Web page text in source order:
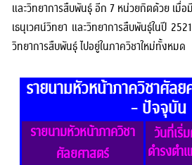
และวิทยาการสืบพันธุ์ อีก 7 หน่วยกิตด้วย เมื่
เธนุเวศน์วิทยา และวิทยาการสืบพันธุ์ในปี
วิทยาการสืบพันธุ์ ไปอยู่ในภาควิชาใหม่ทั้งหมด
รายนามหัวหน้าภาควิชาศัล
- ปัจจุบัน
รายนามหัวหน้าภาควิชา
ศัลยศาสตร์
วันที่เริ่
ดำรงตำ